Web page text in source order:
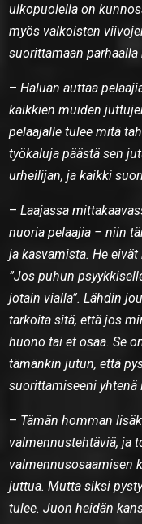
ulkopuolella on
myös valkoisten
suorittamaan
–Haluan auttaa
kaikkien muiden
pelaajalle tulee mitä
työkaluja päästä sen
urheilijan, ja kaikki
– Laajassa
nuoria pelaajia – niin
ja kasvamista. He
”Jos puhun
jotain vialla”. Lähdin
tarkoita sitä, että jos
huono tai et osaa. Se
tämänkin jutun, että
suorittamiseeni yhtenä
– Tämän homman
valmennustehtäviä, ja
valmennusosaamisen
juttua. Mutta siksi
tulee. Juon heidän